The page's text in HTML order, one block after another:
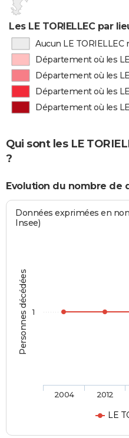
Les LE TORIELLEC par
Aucun LE
Département où les
Département où les
Département où les
Département où les
Qui sont les LE
?
Evolution du nombre de
Personnes décédées
Données exprimées en
Insee)
LE
2004 2012
1